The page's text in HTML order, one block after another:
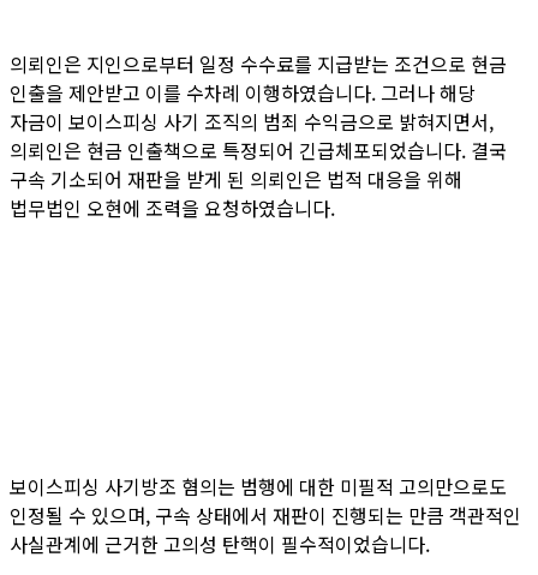
의뢰인은 지인으로부터 일정 수수료를 지급받는 조건으로 현금
인출을 제안받고 이를 수차례 이행하였습니다. 그러나 해당
자금이 보이스피싱 사기 조직의 범죄 수익금으로 밝혀지면서,
의뢰인은 현금 인출책으로 특정되어 긴급체포되었습니다. 결국
구속 기소되어 재판을 받게 된 의뢰인은 법적 대응을 위해
법무법인 오현에 조력을 요청하였습니다.
보이스피싱 사기방조 혐의는 범행에 대한 미필적 고의만으로도
인정될 수 있으며, 구속 상태에서 재판이 진행되는 만큼 객관적인
사실관계에 근거한 고의성 탄핵이 필수적이었습니다.